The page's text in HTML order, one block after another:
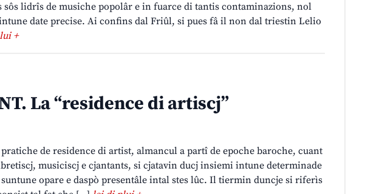
sôs lidrîs de musiche popolâr e in fuarce di tantis contaminazions, nol
date precise. Ai confins dal Friûl, si pues fâ il non dal triestin Lelio
+
La “residence di artiscj”
pratiche de residence di artist, almancul a partî de epoche baroche, cuant
musiciscj e cjantants, si cjatavin ducj insiemi intune determinade
opare e daspò presentâle intal stes lûc. Il tiermin duncje si riferìs